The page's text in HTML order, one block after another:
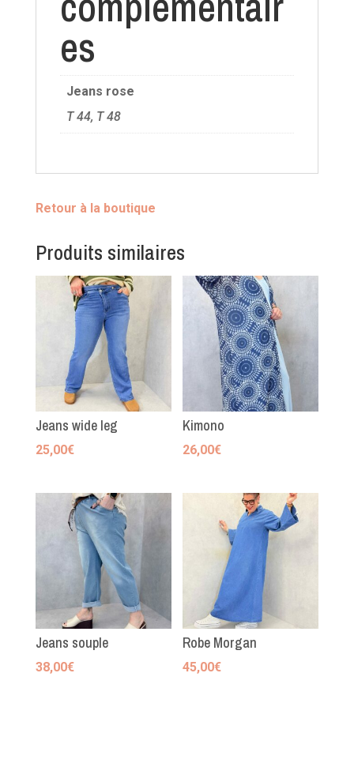
es
Jeans rose
T 44, T 48
Retour à la boutique
Produits similaires
Jeans wide leg
25,00€
Kimono
26,00€
Jeans souple
38,00€
Robe Morgan
45,00€